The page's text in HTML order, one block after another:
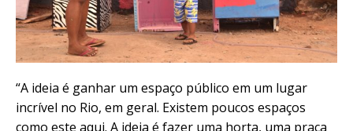
“A ideia é ganhar um espaço público em um lugar
incrível no Rio, em geral. Existem poucos espaços
como este aqui. A ideia é fazer uma horta, uma praça